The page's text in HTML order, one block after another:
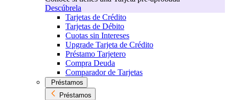
Descúbrela
Tarjetas de Crédito
Tarjetas de Débito
Cuotas sin Intereses
Upgrade Tarjeta de Crédito
Préstamo Tarjetero
Compra Deuda
Comparador de Tarjetas
Préstamos
Préstamos